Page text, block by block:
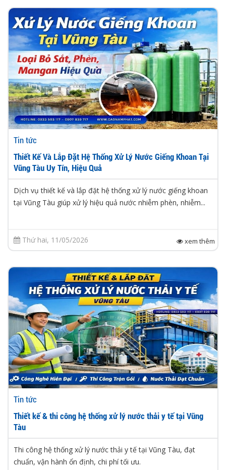
Tin tức
Thiết Kế Và Lắp Đặt Hệ Thống Xử Lý Nước Giếng Khoan Tại
Vũng Tàu Uy Tín, Hiệu Quả
Dịch vụ thiết kế và lắp đặt hệ thống xử lý nước giếng khoan
tại Vũng Tàu giúp xử lý hiệu quả nước nhiễm phèn, nhiễm...
Thứ hai, 11/05/2026 xem thêm
Tin tức
Thiết kế & thi công hệ thống xử lý nước thải y tế tại Vũng
Tàu
Thi công hệ thống xử lý nước thải y tế tại Vũng Tàu, đạt
chuẩn, vận hành ổn định, chi phí tối ưu.